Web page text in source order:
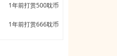
1年前打赏500耽币
1年前打赏666耽币